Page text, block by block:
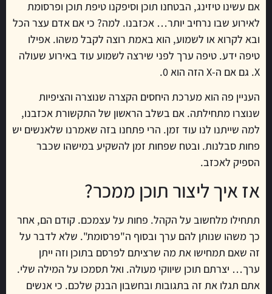
אם עשינו טיזינג, הבטחנו תוכן וסיפקנו טיפת תוכן ופרסומת
לאירוע שבו נרחיב יותר… אכזבנו. למה? כי אם אדם עצר הכל
ובא לקרוא או לשמוע, הוא באמת רוצה לקבל משהו. אפילו
טיפה ידע. טיפה ערך לפני שירצה לשמוע עוד באירוע שעולה
X. גם אם ה-X הזה הוא 0.
העניין פה הוא מערכת היחסים הקצרה שנוצרה והציפיות
שנוצרו מתחילתה. אם בשלב הראשון של התקשורת אכזבנו,
למה שייתנו לנו עוד זמן. הרי פתחנו בזה שאמרנו שלאנשים יש
פחות סבלנות. ובטח שפחות זמן להשקיע במישהו שכבר
הספיק לאכזב.
אז איך ליצור תוכן ממכר?
תתחילו מלחשוב על הקהל. פחות על עצמכם. קודם הם, אחר
כך משהו שנותן להם ערך ובסוף ה"פרסומת". שלא לדבר על
זה שאם תמחישו את מה שרציתם לפרסם בתוכן וזה ייתן
ערך… יצרתם תוכן שיווקי מעולה. ואל תסמכו על המילה שלי.
אתם תגלו את זה בתגובות ובחשבון הבנק שלכם. כי אנשים